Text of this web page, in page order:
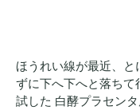
ほうれい線が最近、と
ずに下へ下へと落ちて
試した 白酵プラセン